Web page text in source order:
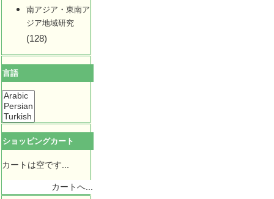
南アジア・東南ア
ジア地域研究
(128)
言語
ショッピングカート
カートは空です...
カートへ...